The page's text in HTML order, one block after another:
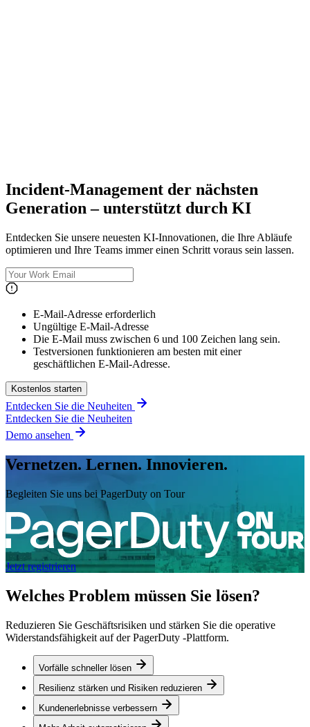
Incident-Management der nächsten
Generation – unterstützt durch KI
Entdecken Sie unsere neuesten KI-Innovationen, die Ihre Abläufe
optimieren und Ihre Teams immer einen Schritt voraus sein lassen.
E-Mail-Adresse erforderlich
Ungültige E-Mail-Adresse
Die E-Mail muss zwischen 6 und 100 Zeichen lang sein.
Testversionen funktionieren am besten mit einer
geschäftlichen E-Mail-Adresse.
Kostenlos starten
Entdecken Sie die Neuheiten
Entdecken Sie die Neuheiten
Demo ansehen
Vernetzen. Lernen. Innovieren.
Begleiten Sie uns bei PagerDuty on Tour
Jetzt registrieren
Welches Problem müssen Sie lösen?
Reduzieren Sie Geschäftsrisiken und stärken Sie die operative
Widerstandsfähigkeit auf der PagerDuty -Plattform.
Vorfälle schneller lösen
Resilienz stärken und Risiken reduzieren
Kundenerlebnisse verbessern